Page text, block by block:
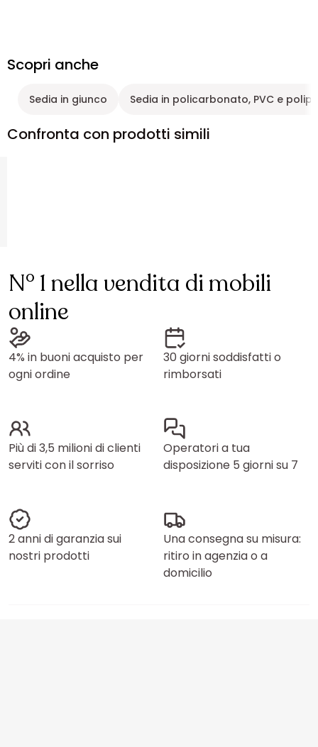
Scopri anche
Sedia in giunco Sedia in policarbonato, PVC e
Confronta con prodotti simili
N° 1 nella vendita di mobili
online
4% in buoni acquisto per
ogni ordine
30 giorni soddisfatti o
rimborsati
Più di 3,5 milioni di clienti
serviti con il sorriso
Operatori a tua
disposizione 5 giorni su 7
2 anni di garanzia sui
nostri prodotti
Una consegna su misura:
ritiro in agenzia o a
domicilio